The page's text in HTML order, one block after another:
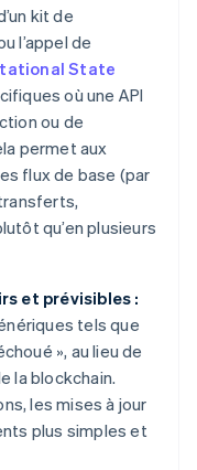
kit de
l’appel de
State
où une API
ou de
permet aux
flux de base (par
qu’en plusieurs
et prévisibles :
tels que
», au lieu de
la blockchain.
les mises à jour
plus simples et